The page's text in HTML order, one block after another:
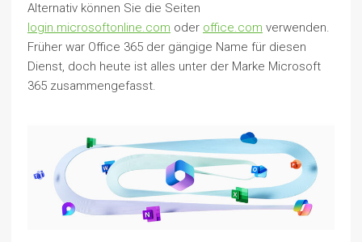
Alternativ können Sie die Seiten
login.microsoftonline.com oder office.com verwenden.
Früher war Office 365 der gängige Name für diesen
Dienst, doch heute ist alles unter der Marke Microsoft
365 zusammengefasst.